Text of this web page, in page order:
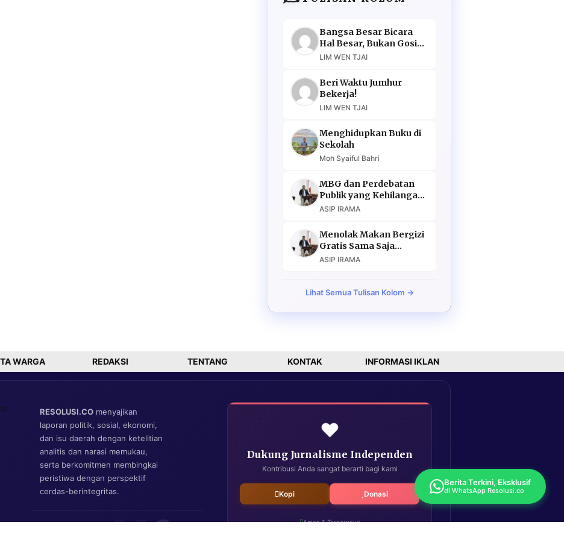
Bangsa Besar Bicara
Hal Besar, Bukan Gosip
Murahan
LIM WEN TJAI
Beri Waktu Jumhur
Bekerja!
LIM WEN TJAI
Menghidupkan Buku di
Sekolah
Moh Syaiful Bahri
MBG dan Perdebatan
Publik yang Kehilangan
Argumen
ASIP IRAMA
Menolak Makan Bergizi
Gratis Sama Saja
Menolak Masa Depan
ASIP IRAMA
Lihat Semua Tulisan Kolom →
WARGA REDAKSI TENTANG KONTAK INFORMASI IKLAN
RESOLUSI.CO menyajikan
laporan politik, sosial, ekonomi,
dan isu daerah dengan ketelitian
analitis dan narasi memukau,
serta berkomitmen membingkai
peristiwa dengan perspektif
cerdas-berintegritas.
❤️
Dukung Jurnalisme Independen
Kontribusi Anda sangat berarti bagi kami
Kopi Donasi
Aman & Terpercaya
Berita Terkini, Eksklusif
di WhatsApp Resolusi.co